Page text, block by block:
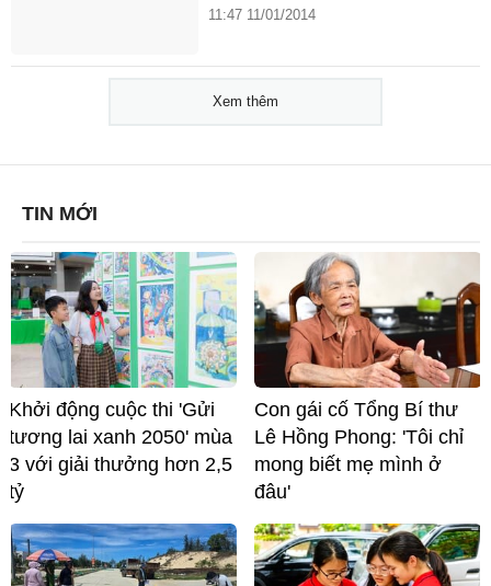
11:47 11/01/2014
Xem thêm
TIN MỚI
Khởi động cuộc thi 'Gửi
tương lai xanh 2050' mùa
3 với giải thưởng hơn 2,5
tỷ
Con gái cố Tổng Bí thư
Lê Hồng Phong: 'Tôi chỉ
mong biết mẹ mình ở
đâu'